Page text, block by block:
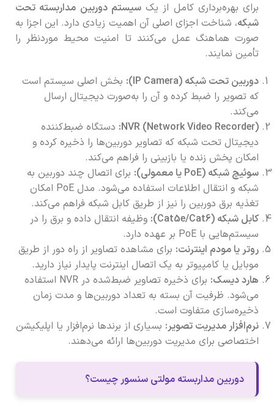
برای بهره‌برداری کامل از یکسیستم دوربین مداربسته تحت
شبکه، شناخت اجزای اصلی آن اهمیت زیادی دارد. این اجزا به
صورت هماهنگ عمل می‌کنند تا امنیت محیط موردنظر را
تأمین نمایند.
دوربین تحت شبکه (IP Camera):
بخش اصلی سیستم است
که تصویر را ضبط کرده و آن را به‌صورت دیجیتال ارسال
می‌کند.
NVR (Network Video Recorder): دستگاه ضبط‌کننده
دیجیتال تحت شبکه که تصاویر دوربین‌ها را ذخیره کرده و
امکان پخش زنده یا بازبینی را فراهم می‌کند.
سوئیچ شبکه (PoE یا معمولی):
برای اتصال چند دوربین به
شبکه و انتقال اطلاعات استفاده می‌شود. مدل PoE امکان
تغذیه برق دوربین را نیز از طریق کابل شبکه فراهم می‌کند.
کابل شبکه (Cat5e/Cat6):
وظیفه انتقال داده و برق را در
سیستم‌هایی با PoE بر عهده دارد.
روتر یا مودم اینترنت: برای مشاهده تصاویر از راه دور از طریق
موبایل یا کامپیوتر به یک اتصال اینترنت پایدار نیاز دارید.
هارد دیسک:
برای ذخیره تصاویر ضبط‌شده در NVR استفاده
می‌شود. ظرفیت آن بسته به تعداد دوربین‌ها و مدت زمان
ذخیره‌سازی متفاوت است.
نرم‌افزار مدیریت تصویر: بسیاری از برندها نرم‌افزار یا اپلیکیشن
اختصاصی برای مدیریت دوربین‌ها ارائه می‌دهند.
دوربین مداربسته مولتی سنسور چیست؟